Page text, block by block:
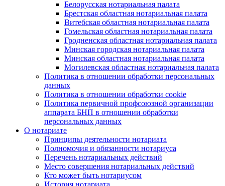
Белорусская нотариальная палата
Брестская областная нотариальная палата
Витебская областная нотариальная палата
Гомельская областная нотариальная палата
Гродненская областная нотариальная палата
Минская городская нотариальная палата
Минская областная нотариальная палата
Могилевская областная нотариальная палата
Политика в отношении обработки персональных
данных
Политика в отношении обработки cookie
Политика первичной профсоюзной организации
аппарата БНП в отношении обработки
персональных данных
О нотариате
Принципы деятельности нотариата
Полномочия и обязанности нотариуса
Перечень нотариальных действий
Место совершения нотариальных действий
Кто может быть нотариусом